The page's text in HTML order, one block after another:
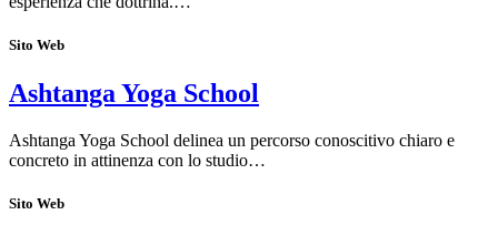
Sito Web
Ashtanga Yoga School
Ashtanga Yoga School delinea un percorso conoscitivo chiaro e
concreto in attinenza con lo studio…
Sito Web